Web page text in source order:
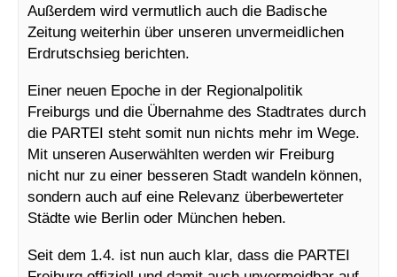
Außerdem wird vermutlich auch die Badische
Zeitung weiterhin über unseren unvermeidlichen
Erdrutschsieg berichten.
Einer neuen Epoche in der Regionalpolitik
Freiburgs und die Übernahme des Stadtrates durch
die PARTEI steht somit nun nichts mehr im Wege.
Mit unseren Auserwählten werden wir Freiburg
nicht nur zu einer besseren Stadt wandeln können,
sondern auch auf eine Relevanz überbewerteter
Städte wie Berlin oder München heben.
Seit dem 1.4. ist nun auch klar, dass die PARTEI